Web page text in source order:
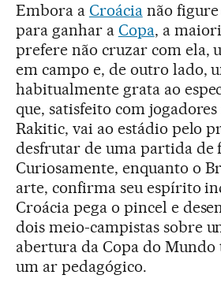
Embora a Croácianão figure
para ganhar a Copa, a
prefere não cruzar com ela,
em campo e, de outro lado,
habitualmente grata ao
que, satisfeito com
Rakitic, vai ao estádio pelo
desfrutar de uma partida de
Curiosamente, enquanto o
arte, confirma seu espírito
Croácia pega o pincel e
dois meio-campistas sobre
abertura da Copa do
um ar pedagógico.